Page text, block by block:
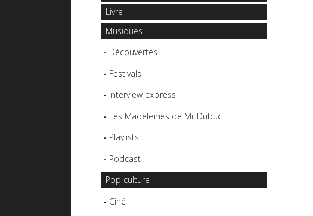
Livre
Musiques
Découvertes
Festivals
Interview express
Les Madeleines de Mr Dubuc
Playlists
Podcast
Pop culture
Ciné